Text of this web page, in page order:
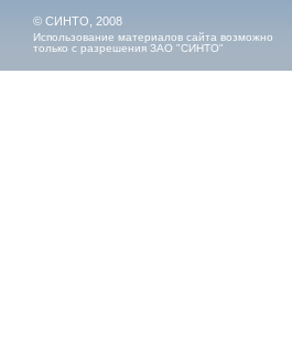
© СИНТО, 2008
Использование материалов сайта возможно
только с разрешения ЗАО "СИНТО"